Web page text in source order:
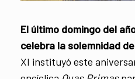
El último domingo del
celebra la solemnidad
XI instituyó este